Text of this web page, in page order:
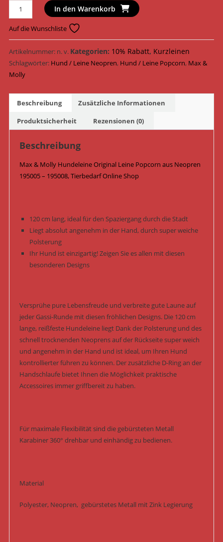
Max
&
Molly
Hundeleine
Original
Leine
Neopren
-
195008
Popcorn
Menge
In den Warenkorb
Auf die Wunschliste
Artikelnummer: n. v. Kategorien: 10% Rabatt, Kurzleinen
Schlagwörter: Hund / Leine Neopren, Hund / Leine Popcorn, Max &
Molly
Beschreibung
Zusätzliche Informationen
Produktsicherheit
Rezensionen (0)
Beschreibung
Max & Molly Hundeleine Original Leine Popcorn aus Neopren
195005 – 195008, Tierbedarf Online Shop
120 cm lang, ideal für den Spaziergang durch die Stadt
Liegt absolut angenehm in der Hand, durch super weiche
Polsterung
Ihr Hund ist einzigartig! Zeigen Sie es allen mit diesen
besonderen Designs
Versprühe pure Lebensfreude und verbreite gute Laune auf
jeder Gassi-Runde mit diesen fröhlichen Designs. Die 120 cm
lange, reißfeste Hundeleine liegt Dank der Polsterung und des
schnell trocknenden Neoprens auf der Rückseite super weich
und angenehm in der Hand und ist ideal, um Ihren Hund
kontrollierter führen zu können. Der zusätzliche D-Ring an der
Handschlaufe bietet Ihnen die Möglichkeit praktische
Accessoires immer griffbereit zu haben.
Für maximale Flexibilität sind die gebürsteten Metall
Karabiner 360° drehbar und einhändig zu bedienen.
Material
Polyester, Neopren, gebürstetes Metall mit Zink Legierung